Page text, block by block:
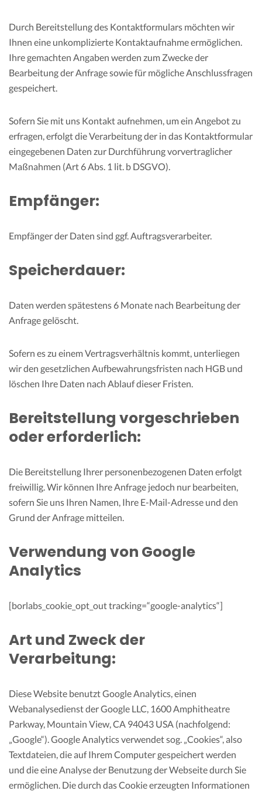
Durch Bereitstellung des Kontaktformulars möchten wir
Ihnen eine unkomplizierte Kontaktaufnahme ermöglichen.
Ihre gemachten Angaben werden zum Zwecke der
Bearbeitung der Anfrage sowie für mögliche Anschlussfragen
gespeichert.
Sofern Sie mit uns Kontakt aufnehmen, um ein Angebot zu
erfragen, erfolgt die Verarbeitung der in das Kontaktformular
eingegebenen Daten zur Durchführung vorvertraglicher
Maßnahmen (Art 6 Abs. 1 lit. b DSGVO).
Empfänger:
Empfänger der Daten sind ggf. Auftragsverarbeiter.
Speicherdauer:
Daten werden spätestens 6 Monate nach Bearbeitung der
Anfrage gelöscht.
Sofern es zu einem Vertragsverhältnis kommt, unterliegen
wir den gesetzlichen Aufbewahrungsfristen nach HGB und
löschen Ihre Daten nach Ablauf dieser Fristen.
Bereitstellung vorgeschrieben
oder erforderlich:
Die Bereitstellung Ihrer personenbezogenen Daten erfolgt
freiwillig. Wir können Ihre Anfrage jedoch nur bearbeiten,
sofern Sie uns Ihren Namen, Ihre E-Mail-Adresse und den
Grund der Anfrage mitteilen.
Verwendung von Google
Analytics
[borlabs_cookie_opt_out tracking=“google-analytics“]
Art und Zweck der
Verarbeitung:
Diese Website benutzt Google Analytics, einen
Webanalysedienst der Google LLC, 1600 Amphitheatre
Parkway, Mountain View, CA 94043 USA (nachfolgend:
„Google“). Google Analytics verwendet sog. „Cookies“, also
Textdateien, die auf Ihrem Computer gespeichert werden
und die eine Analyse der Benutzung der Webseite durch Sie
ermöglichen. Die durch das Cookie erzeugten Informationen